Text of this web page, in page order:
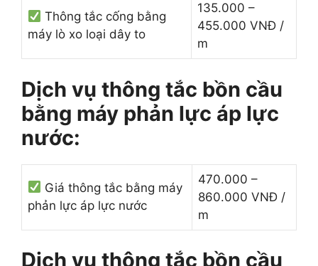
Thông tắc cống bằng
máy lò xo loại dây to
135.000 –
455.000 VNĐ /
m
Dịch vụ thông tắc bồn cầu
bằng máy phản lực áp lực
nước:
Giá thông tắc bằng máy
phản lực áp lực nước
470.000 –
860.000 VNĐ /
m
Dịch vụ thông tắc bồn cầu